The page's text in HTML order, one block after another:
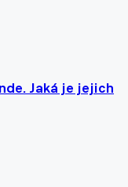
Jaká je jejich